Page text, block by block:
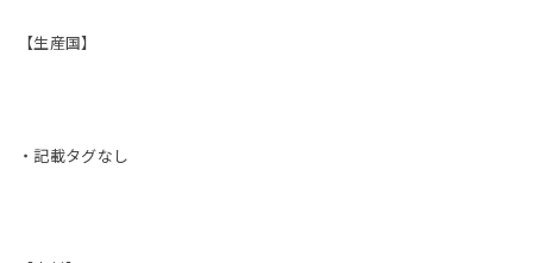
【生産国】
・記載タグなし